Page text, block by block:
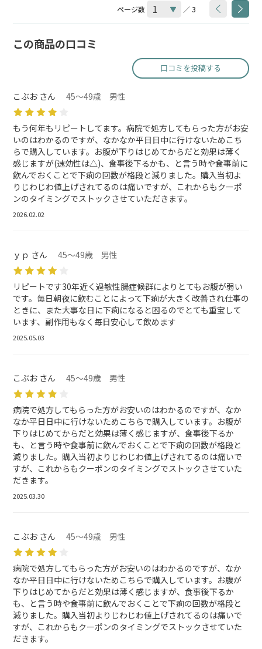
ページ数 ／ 3
この商品の口コミ
口コミを投稿する
こぶお さん 45～49歳 男性
もう何年もリピートしてます。病院で処方してもらった方がお安
いのはわかるのですが、なかなか平日日中に行けないためこち
らで購入しています。お腹が下りはじめてからだと効果は薄く
感じますが(速効性は△)、食事後下るかも、と言う時や食事前に
飲んでおくことで下痢の回数が格段と減りました。購入当初よ
りじわじわ値上げされてるのは痛いですが、これからもクーポ
ンのタイミングでストックさせていただきます。
2026.02.02
ｙｐ さん 45～49歳 男性
リピートです30年近く過敏性腸症候群によりとてもお腹が弱い
です。毎日朝夜に飲むことによって下痢が大きく改善され仕事の
ときに、また大事な日に下痢になると困るのでとても重宝して
います、副作用もなく毎日安心して飲めます
2025.05.03
こぶお さん 45～49歳 男性
病院で処方してもらった方がお安いのはわかるのですが、なか
なか平日日中に行けないためこちらで購入しています。お腹が
下りはじめてからだと効果は薄く感じますが、食事後下るか
も、と言う時や食事前に飲んでおくことで下痢の回数が格段と
減りました。購入当初よりじわじわ値上げされてるのは痛いで
すが、これからもクーポンのタイミングでストックさせていた
だきます。
2025.03.30
こぶお さん 45～49歳 男性
病院で処方してもらった方がお安いのはわかるのですが、なか
なか平日日中に行けないためこちらで購入しています。お腹が
下りはじめてからだと効果は薄く感じますが、食事後下るか
も、と言う時や食事前に飲んでおくことで下痢の回数が格段と
減りました。購入当初よりじわじわ値上げされてるのは痛いで
すが、これからもクーポンのタイミングでストックさせていた
だきます。